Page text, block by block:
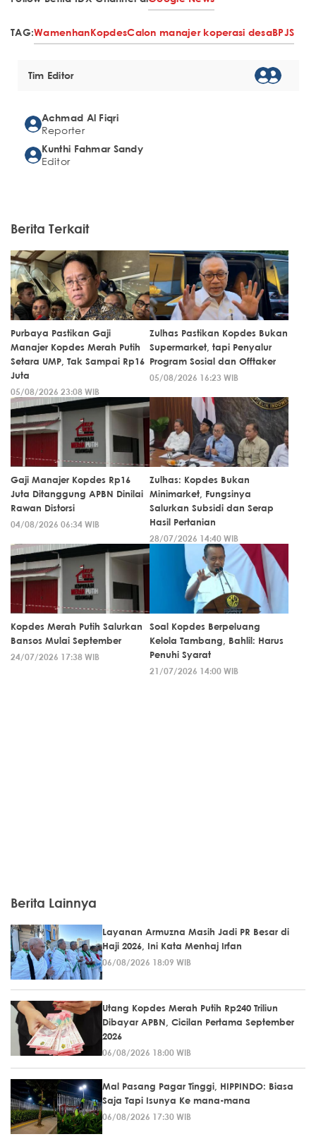
TAG:WamenhanKopdesCalon manajer koperasi desaBPJS
Tim Editor
Achmad Al Fiqri
Reporter
Kunthi Fahmar Sandy
Editor
Berita Terkait
Purbaya Pastikan Gaji
Manajer Kopdes Merah Putih
Setara UMP, Tak Sampai Rp16
Juta
05/08/2026 23:08 WIB
Zulhas Pastikan Kopdes Bukan
Supermarket, tapi Penyalur
Program Sosial dan Offtaker
05/08/2026 16:23 WIB
Gaji Manajer Kopdes Rp16
Juta Ditanggung APBN Dinilai
Rawan Distorsi
04/08/2026 06:34 WIB
Zulhas: Kopdes Bukan
Minimarket, Fungsinya
Salurkan Subsidi dan Serap
Hasil Pertanian
28/07/2026 14:40 WIB
Kopdes Merah Putih Salurkan
Bansos Mulai September
24/07/2026 17:38 WIB
Soal Kopdes Berpeluang
Kelola Tambang, Bahlil: Harus
Penuhi Syarat
21/07/2026 14:00 WIB
Berita Lainnya
Layanan Armuzna Masih Jadi PR Besar di
Haji 2026, Ini Kata Menhaj Irfan
06/08/2026 18:09 WIB
Utang Kopdes Merah Putih Rp240 Triliun
Dibayar APBN, Cicilan Pertama September
2026
06/08/2026 18:00 WIB
Mal Pasang Pagar Tinggi, HIPPINDO: Biasa
Saja Tapi Isunya Ke mana-mana
06/08/2026 17:30 WIB